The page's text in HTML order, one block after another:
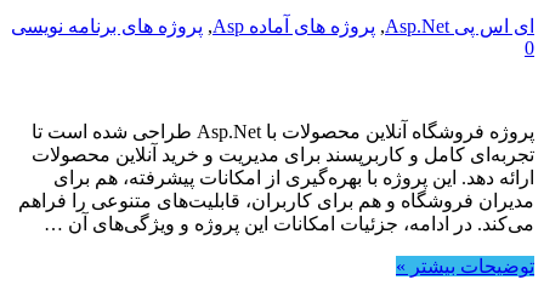
ای اس پی Asp.Net , پروژه های آماده Asp , پروژه های برنامه نویسی
0
پروژه فروشگاه آنلاین محصولات با Asp.Net طراحی شده است تا
تجربه‌ای کامل و کاربرپسند برای مدیریت و خرید آنلاین محصولات
ارائه دهد. این پروژه با بهره‌گیری از امکانات پیشرفته، هم برای
مدیران فروشگاه و هم برای کاربران، قابلیت‌های متنوعی را فراهم
می‌کند. در ادامه، جزئیات امکانات این پروژه و ویژگی‌های آن …
توضیحات بیشتر »